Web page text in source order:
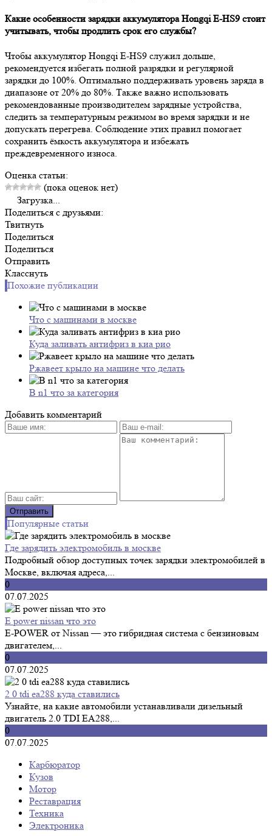
Какие особенности зарядки аккумулятора Hongqi E-HS9 стоит
учитывать, чтобы продлить срок его службы?
Чтобы аккумулятор Hongqi E-HS9 служил дольше,
рекомендуется избегать полной разрядки и регулярной
зарядки до 100%. Оптимально поддерживать уровень заряда в
диапазоне от 20% до 80%. Также важно использовать
рекомендованные производителем зарядные устройства,
следить за температурным режимом во время зарядки и не
допускать перегрева. Соблюдение этих правил помогает
сохранить ёмкость аккумулятора и избежать
преждевременного износа.
Оценка статьи:
(пока оценок нет)
Загрузка...
Поделиться с друзьями:
Твитнуть
Поделиться
Поделиться
Отправить
Класснуть
Похожие публикации
Что с машинами в москве
Куда заливать антифриз в киа рио
Ржавеет крыло на машине что делать
B n1 что за категория
Добавить комментарий
Популярные статьи
Где зарядить электромобиль в москве
Подробный обзор доступных точек зарядки электромобилей в
Москве, включая адреса,...
0
07.07.2025
E power nissan что это
E-POWER от Nissan — это гибридная система с бензиновым
двигателем,...
0
07.07.2025
2 0 tdi ea288 куда ставились
Узнайте, на какие автомобили устанавливали дизельный
двигатель 2.0 TDI EA288,...
0
07.07.2025
Карбюратор
Кузов
Мотор
Реставрация
Техника
Электроника